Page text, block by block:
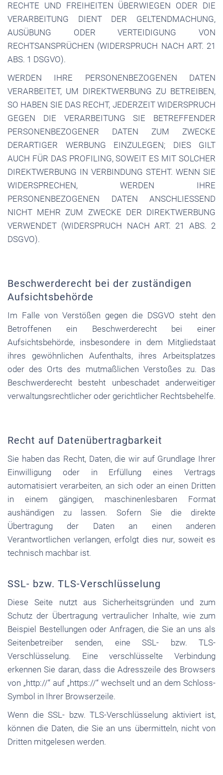
RECHTE UND FREIHEITEN ÜBERWIEGEN ODER DIE
VERARBEITUNG DIENT DER GELTENDMACHUNG,
AUSÜBUNG ODER VERTEIDIGUNG VON
RECHTSANSPRÜCHEN (WIDERSPRUCH NACH ART. 21
ABS. 1 DSGVO).
WERDEN IHRE PERSONENBEZOGENEN DATEN
VERARBEITET, UM DIREKTWERBUNG ZU BETREIBEN,
SO HABEN SIE DAS RECHT, JEDERZEIT WIDERSPRUCH
GEGEN DIE VERARBEITUNG SIE BETREFFENDER
PERSONENBEZOGENER DATEN ZUM ZWECKE
DERARTIGER WERBUNG EINZULEGEN; DIES GILT
AUCH FÜR DAS PROFILING, SOWEIT ES MIT SOLCHER
DIREKTWERBUNG IN VERBINDUNG STEHT. WENN SIE
WIDERSPRECHEN, WERDEN IHRE
PERSONENBEZOGENEN DATEN ANSCHLIESSEND
NICHT MEHR ZUM ZWECKE DER DIREKTWERBUNG
VERWENDET (WIDERSPRUCH NACH ART. 21 ABS. 2
DSGVO).
Beschwerde­recht bei der zuständigen
Aufsichts­behörde
Im Falle von Verstößen gegen die DSGVO steht den
Betroffenen ein Beschwerderecht bei einer
Aufsichtsbehörde, insbesondere in dem Mitgliedstaat
ihres gewöhnlichen Aufenthalts, ihres Arbeitsplatzes
oder des Orts des mutmaßlichen Verstoßes zu. Das
Beschwerderecht besteht unbeschadet anderweitiger
verwaltungsrechtlicher oder gerichtlicher Rechtsbehelfe.
Recht auf Daten­übertrag­barkeit
Sie haben das Recht, Daten, die wir auf Grundlage Ihrer
Einwilligung oder in Erfüllung eines Vertrags
automatisiert verarbeiten, an sich oder an einen Dritten
in einem gängigen, maschinenlesbaren Format
aushändigen zu lassen. Sofern Sie die direkte
Übertragung der Daten an einen anderen
Verantwortlichen verlangen, erfolgt dies nur, soweit es
technisch machbar ist.
SSL- bzw. TLS-Verschlüsselung
Diese Seite nutzt aus Sicherheitsgründen und zum
Schutz der Übertragung vertraulicher Inhalte, wie zum
Beispiel Bestellungen oder Anfragen, die Sie an uns als
Seitenbetreiber senden, eine SSL- bzw. TLS-
Verschlüsselung. Eine verschlüsselte Verbindung
erkennen Sie daran, dass die Adresszeile des Browsers
von „http://“ auf „https://“ wechselt und an dem Schloss-
Symbol in Ihrer Browserzeile.
Wenn die SSL- bzw. TLS-Verschlüsselung aktiviert ist,
können die Daten, die Sie an uns übermitteln, nicht von
Dritten mitgelesen werden.